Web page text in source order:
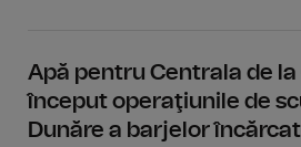
Apă pentru Centrala de la
început operaţiunile de
Dunăre a barjelor